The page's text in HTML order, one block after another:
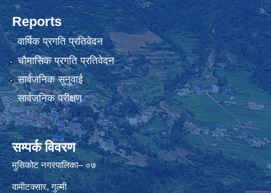
Reports
वार्षिक प्रगति प्रतिवेदन
चौमासिक प्रगति प्रतिवेदन
सार्वजनिक सुनुवाई
सार्वजनिक परीक्षण
सम्पर्क विवरण
मुसिकोट नगरपालिका– ०७
वामीटक्सार, गुल्मी